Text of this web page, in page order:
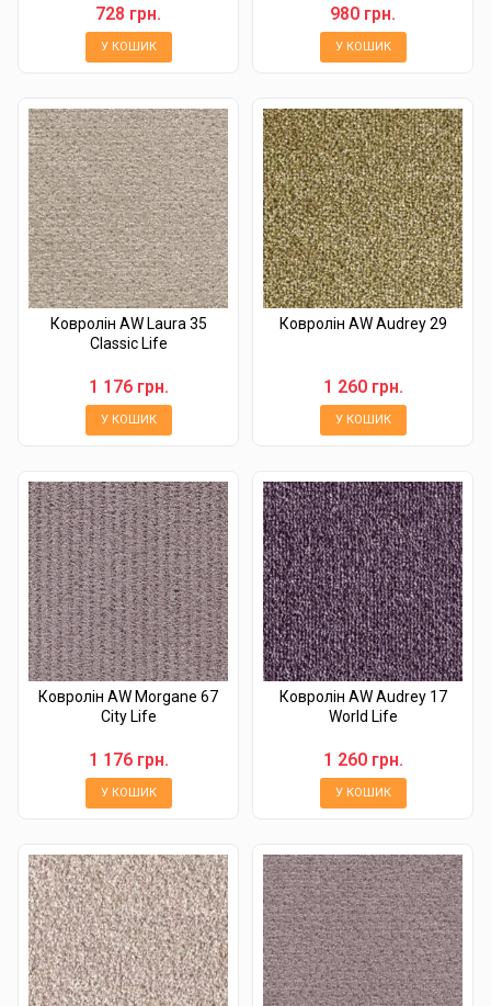
728 грн.
У КОШИК
980 грн.
У КОШИК
Ковролін AW Laura 35
Classic Life
1 176 грн.
У КОШИК
Ковролін AW Audrey 29
1 260 грн.
У КОШИК
Ковролін AW Morgane 67
City Life
1 176 грн.
У КОШИК
Ковролін AW Audrey 17
World Life
1 260 грн.
У КОШИК